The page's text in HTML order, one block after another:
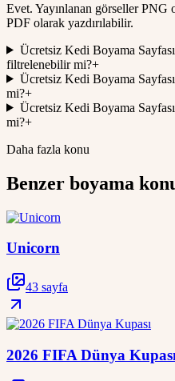
Evet. Yayınlanan görseller
PDF olarak yazdırılabilir.
Ücretsiz Kedi Boyama
filtrelenebilir mi?+
Ücretsiz Kedi Boyama
mi?+
Ücretsiz Kedi Boyama
mi?+
Daha fazla konu
Benzer boyama
Unicorn
43 sayfa
2026 FIFA Dünya Kupası